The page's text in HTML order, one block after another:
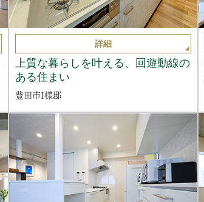
詳細
上質な暮らしを叶える、回遊動線の
ある住まい
豊田市I様邸